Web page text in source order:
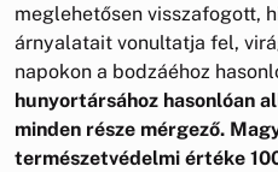
meglehetősen visszafogott,
árnyalatait vonultatja fel,
napokon a bodzáéhoz
hunyortársához hasonlóan
minden része mérgező.
természetvédelmi értéke